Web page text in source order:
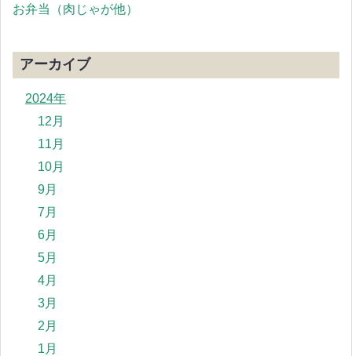
お弁当（肉じゃが他）
アーカイブ
2024年
12月
11月
10月
9月
7月
6月
5月
4月
3月
2月
1月